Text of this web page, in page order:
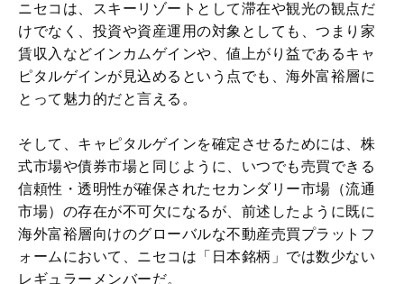
ニセコは、スキーリゾートとして滞在や観光の観点だ
けでなく、投資や資産運用の対象としても、つまり家
賃収入などインカムゲインや、値上がり益であるキャ
ピタルゲインが見込めるという点でも、海外富裕層に
とって魅力的だと言える。
そして、キャピタルゲインを確定させるためには、株
式市場や債券市場と同じように、いつでも売買できる
信頼性・透明性が確保されたセカンダリー市場（流通
市場）の存在が不可欠になるが、前述したように既に
海外富裕層向けのグローバルな不動産売買プラットフ
ォームにおいて、ニセコは「日本銘柄」では数少ない
レギュラーメンバーだ。